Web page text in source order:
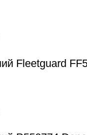
Fleetguard